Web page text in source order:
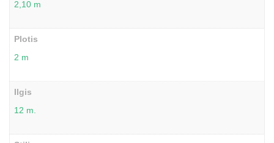
2,10 m
Plotis
2 m
Ilgis
12 m.